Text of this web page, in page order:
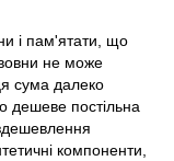
і пам'ятати, що
не може
сума далеко
дешеве постільна
компоненти,